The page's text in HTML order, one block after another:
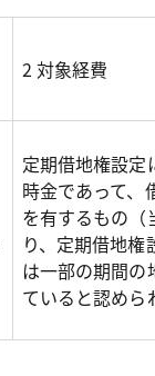
2 対象経費
定期借地権設定
時金であって、
を有するもの（
り、定期借地
は一部の期間の
ていると認めら